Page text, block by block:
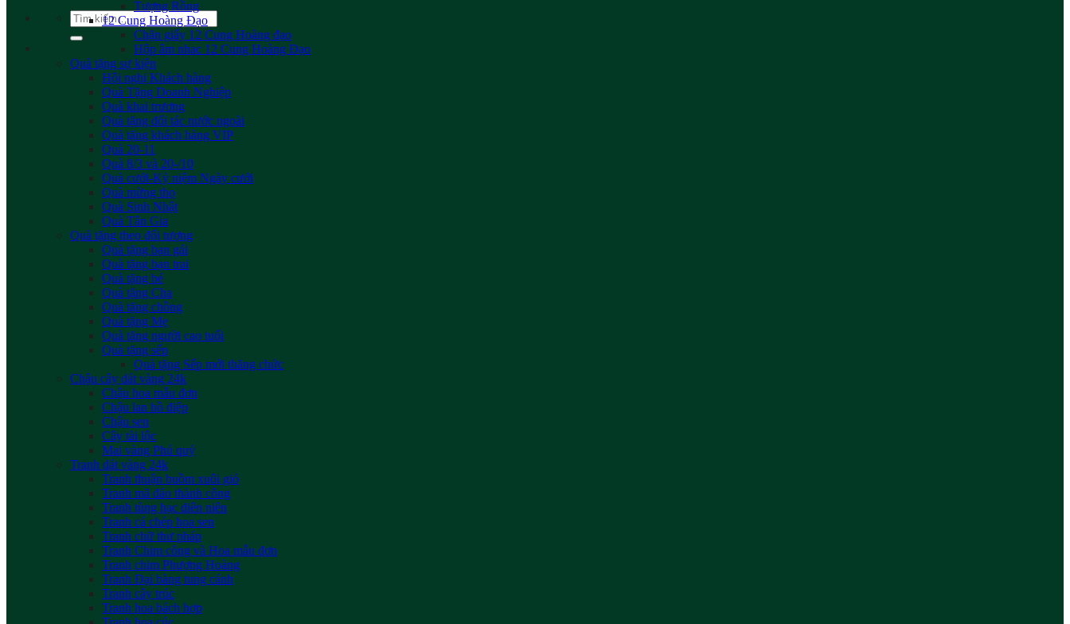
Tìm
kiếm:
Tượng Rồng
12 Cung Hoàng Đạo
Chặn giấy 12 Cung Hoàng đạo
Hộp âm nhac 12 Cung Hoàng Đạo
Quà tặng sự kiện
Hội nghị Khách hàng
Quà Tặng Doanh Nghiệp
Quà khai trương
Quà tặng đối tác nước ngoài
Quà tặng khách hàng VIP
Quà 20-11
Quà 8/3 và 20-/10
Quà cưới-Kỷ niệm Ngày cưới
Quà mừng thọ
Quà Sinh Nhật
Quà Tân Gia
Quà tặng theo đối tượng
Quà tặng bạn gái
Quà tặng bạn trai
Quà tặng bé
Quà tặng Cha
Quà tặng chồng
Quà tặng Mẹ
Quà tặng người cao tuổi
Quà tặng sếp
Quà tặng Sếp mới thăng chức
Chậu cây dát vàng 24k
Chậu hoa mẫu đơn
Chậu lan hồ điệp
Chậu sen
Cây tài lộc
Mai vàng Phú quý
Tranh dát vàng 24k
Tranh thuận buồm xuôi gió
Tranh mã đáo thành công
Tranh tùng hạc diên niên
Tranh cá chép hoa sen
Tranh chữ thư pháp
Tranh Chim công và Hoa mẫu đơn
Tranh chim Phượng Hoàng
Tranh Đại bàng tung cánh
Tranh cây trúc
Tranh hoa bách hợp